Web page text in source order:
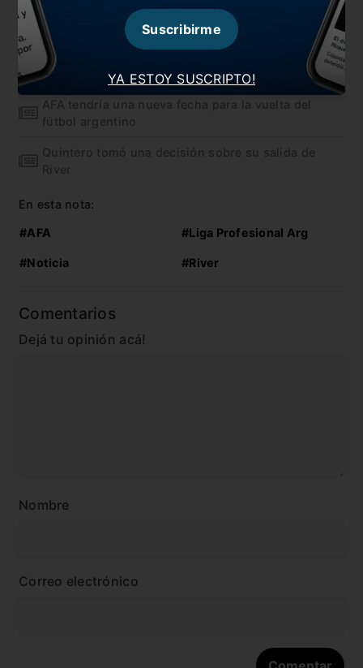
Hay fecha para el VAR en Argentina
¿Cómo afectan las trabas al dólar a los clubes
argentinos?
AFA tendría una nueva fecha para la vuelta del
fútbol argentino
Quintero tomó una decisión sobre su salida de
River
En esta nota:
#AFA #Liga Profesional Arg
#Noticia #River
Comentarios
Dejá tu opinión acá!
Nombre
Correo electrónico
YA ESTOY SUSCRIPTO!
Suscribirme